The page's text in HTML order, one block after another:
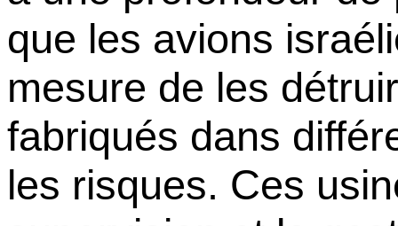
que les avions
mesure de les
fabriqués dans
les risques. Ces